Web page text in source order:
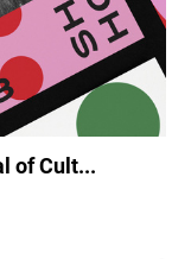
of Cult...